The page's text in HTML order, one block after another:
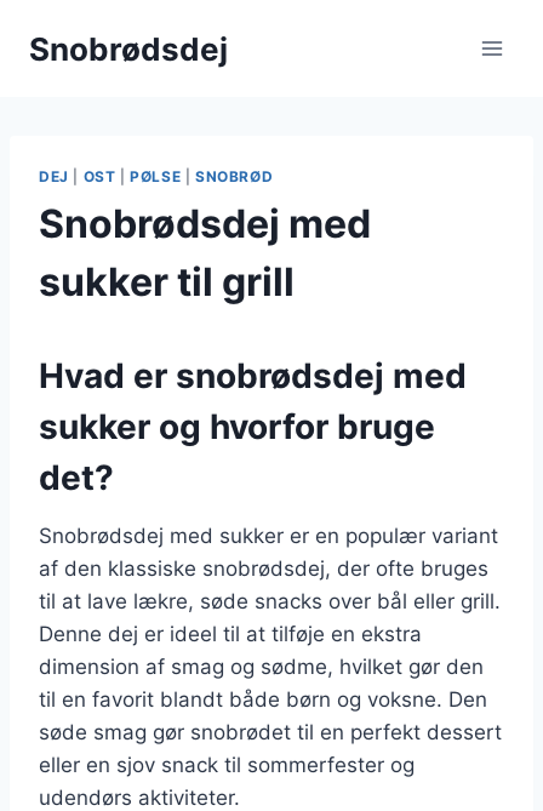
Snobrødsdej
DEJ OST |PØLSE SNOBRØD
Snobrødsdej med
sukker til grill
Hvad er snobrødsdej med
sukker og hvorfor bruge
det?
Snobrødsdej med sukker er en populær variant
af den klassiske snobrødsdej, der ofte bruges
til at lave lækre, søde snacks over bål eller grill.
Denne dej er ideel til at tilføje en ekstra
dimension af smag og sødme, hvilket gør den
til en favorit blandt både børn og voksne. Den
søde smag gør snobrødet til en perfekt dessert
eller en sjov snack til sommerfester og
udendørs aktiviteter.